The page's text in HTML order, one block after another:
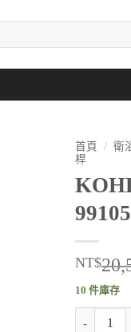
首頁 / 衛
桿
NT$
10 件庫存